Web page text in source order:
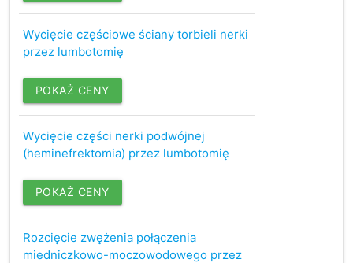
Wycięcie częściowe ściany torbieli nerki
przez lumbotomię
POKAŻ CENY
Wycięcie części nerki podwójnej
(heminefrektomia) przez lumbotomię
POKAŻ CENY
Rozcięcie zwężenia połączenia
miedniczkowo-moczowodowego przez